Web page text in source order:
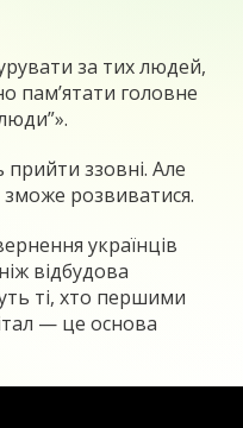
за тих людей,
пам’ятати головне
ззовні. Але
розвиватися.
українців
відбудова
ті, хто першими
— це основа